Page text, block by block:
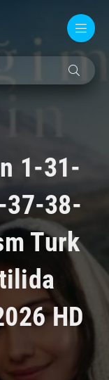
1-31-
38-
Turk
HD